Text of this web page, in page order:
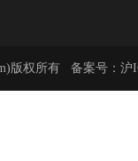
版权所有 备案号： 沪